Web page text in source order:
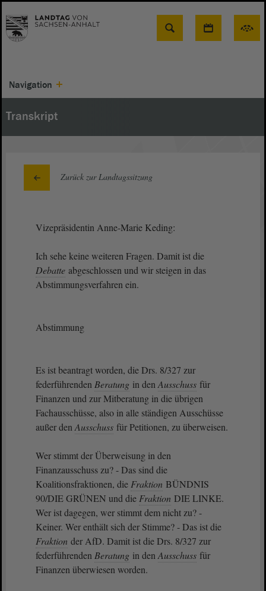
Suche
Navigation
Transkript
Zurück zur Landtagssitzung
Vizepräsidentin Anne-Marie Keding:
Ich sehe keine weiteren Fragen. Damit ist die
Debatte abgeschlossen und wir steigen in das
Abstimmungsverfahren ein.
Abstimmung
Es ist beantragt worden, die Drs. 8/327 zur
federführenden Beratung in den Ausschuss für
Finanzen und zur Mitberatung in die übrigen
Fachausschüsse, also in alle ständigen Ausschüsse
außer den Ausschuss für Petitionen, zu überweisen.
Wer stimmt der Überweisung in den
Finanzausschuss zu? - Das sind die
Koalitionsfraktionen, die Fraktion BÜNDNIS
90/DIE GRÜNEN und die Fraktion DIE LINKE.
Wer ist dagegen, wer stimmt dem nicht zu? -
Keiner. Wer enthält sich der Stimme? - Das ist die
Fraktion der AfD. Damit ist die Drs. 8/327 zur
federführenden Beratung in den Ausschuss für
Finanzen überwiesen worden.